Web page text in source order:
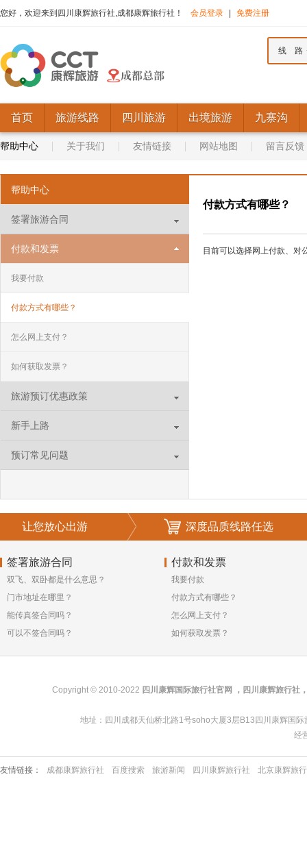
您好，欢迎来到四川康辉旅行社,成都康辉旅行社！ 会员登录 免费注册
线 路
首页 旅游线路 四川旅游 出境旅游 九寨沟
帮助中心 关于我们 友情链接 网站地图 留言反馈
帮助中心
签署旅游合同
付款和发票
我要付款
付款方式有哪些？
怎么网上支付？
如何获取发票？
旅游预订优惠政策
新手上路
预订常见问题
付款方式有哪些？
目前可以选择网上付款、对
让您放心出游 深度品质线路任选
签署旅游合同
双飞、双卧都是什么意思？
门市地址在哪里？
能传真签合同吗？
可以不签合同吗？
付款和发票
我要付款
付款方式有哪些？
怎么网上支付？
如何获取发票？
Copyright © 2010-2022 四川康辉国际旅行社官网 ，四川康辉旅行社
地址：四川成都天仙桥北路1号soho大厦3层B13四川康辉国
经
友情链接： 成都康辉旅行社 百度搜索 旅游新闻 四川康辉旅行社 北京康辉旅